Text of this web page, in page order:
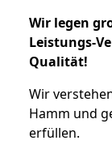
Wir legen
Leistungs-
Qualität!
Wir
Hamm und
erfüllen.